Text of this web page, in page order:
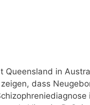
Queensland in
dass